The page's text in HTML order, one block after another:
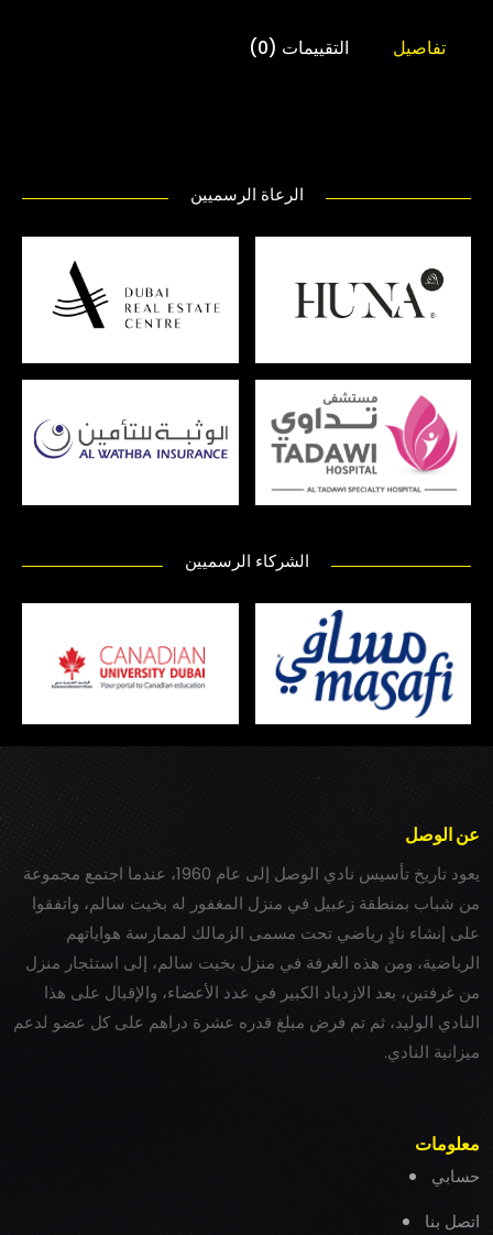
تفاصيل التقييمات (0)
الرعاة الرسميين
الشركاء الرسميين
عن الوصل
يعود تاريخ تأسيس نادي الوصل إلى عام 1960، عندما اجتمع مجموعة
من شباب بمنطقة زعبيل في منزل المغفور له بخيت سالم، واتفقوا
على إنشاء نادٍ رياضي تحت مسمى الزمالك لممارسة هواياتهم
الرياضية، ومن هذه الغرفة في منزل بخيت سالم، إلى استئجار منزل
من غرفتين، بعد الازدياد الكبير في عدد الأعضاء، والإقبال على هذا
النادي الوليد، ثم تم فرض مبلغ قدره عشرة دراهم على كل عضو لدعم
ميزانية النادي.
معلومات
حسابي
اتصل بنا